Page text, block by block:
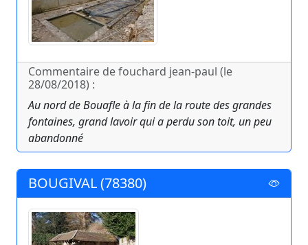
Commentaire de fouchard jean-paul (le
28/08/2018) :
Au nord de Bouafle à la fin de la route des grandes
fontaines, grand lavoir qui a perdu son toit, un peu
abandonné
BOUGIVAL (78380)